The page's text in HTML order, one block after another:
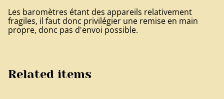
Les baromètres étant des appareils relativement
fragiles, il faut donc privilégier une remise en main
propre, donc pas d'envoi possible.
Related items